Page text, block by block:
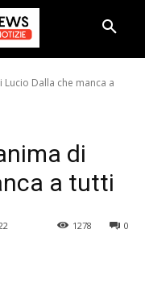
Dalla che manca a
di
a tutti
0
1278